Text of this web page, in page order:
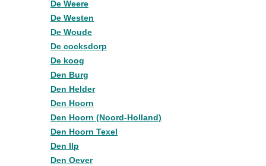
De Weere
De Westen
De Woude
De cocksdorp
De koog
Den Burg
Den Helder
Den Hoorn
Den Hoorn (Noord-Holland)
Den Hoorn Texel
Den Ilp
Den Oever